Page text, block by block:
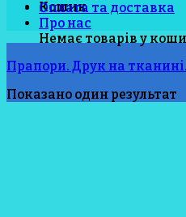
Кошик
Немає товарів у
Оплата та доставка
Про нас
Прапори. Друк на тканині.
Показано один результат